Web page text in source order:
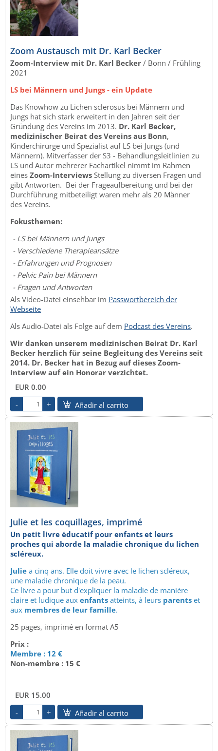
Zoom Austausch mit Dr. Karl Becker
Zoom-Interview mit Dr. Karl Becker / Bonn / Frühling
2021
LS bei Männern und Jungs - ein Update
Das Knowhow zu Lichen sclerosus bei Männern und
Jungs hat sich stark erweitert in den Jahren seit der
Gründung des Vereins im 2013. Dr. Karl Becker,
medizinischer Beirat des Vereins aus Bonn,
Kinderchirurge und Spezialist auf LS bei Jungs (und
Männern), Mitverfasser der S3 - Behandlungsleitlinien zu
LS und Autor mehrerer Fachartikel nimmt im Rahmen
eines Zoom-Interviews Stellung zu diversen Fragen und
gibt Antworten. Bei der Frageaufbereitung und bei der
Durchführung mitbeteiligt waren mehr als 20 Männer
des Vereins.
Fokusthemen:
- LS bei Männern und Jungs
- Verschiedene Therapieansätze
- Erfahrungen und Prognosen
- Pelvic Pain bei Männern
- Fragen und Antworten
Als Video-Datei einsehbar im Passwortbereich der
Webseite
Als Audio-Datei als Folge auf dem Podcast des Vereins.
Wir danken unserem medizinischen Beirat Dr. Karl
Becker herzlich für seine Begleitung des Vereins seit
2014. Dr. Becker hat in Bezug auf dieses Zoom-
Interview auf ein Honorar verzichtet.
EUR 0.00
Añadir al carrito
Julie et les coquillages, imprimé
Un petit livre éducatif pour enfants et leurs
proches qui aborde la maladie chronique du lichen
scléreux.
Julie a cinq ans. Elle doit vivre avec le lichen scléreux,
une maladie chronique de la peau.
Ce livre a pour but d'expliquer la maladie de manière
claire et ludique aux enfants atteints, à leurs parents et
aux membres de leur famille.
25 pages, imprimé en format A5
Prix :
Membre : 12 €
Non-membre : 15 €
EUR 15.00
Añadir al carrito